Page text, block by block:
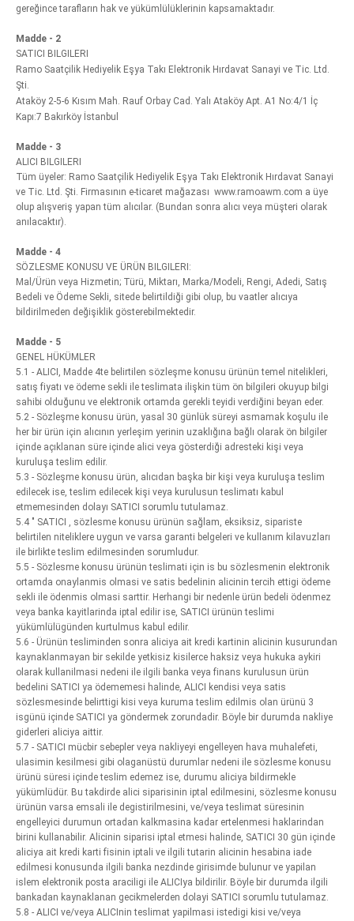
gereğince tarafların hak ve yükümlülüklerinin kapsamaktadır.
Madde - 2
SATICI BILGILERI
Ramo Saatçilik Hediyelik Eşya Takı Elektronik Hırdavat Sanayi ve Tic. Ltd.
Şti.
Ataköy 2-5-6 Kısım Mah. Rauf Orbay Cad. Yalı Ataköy Apt. A1 No:4/1 İç
Kapı:7 Bakırköy İstanbul
Madde - 3
ALICI BILGILERI
Tüm üyeler: Ramo Saatçilik Hediyelik Eşya Takı Elektronik Hırdavat Sanayi
ve Tic. Ltd. Şti. Firmasının e-ticaret mağazası www.ramoawm.com a üye
olup alışveriş yapan tüm alıcılar. (Bundan sonra alıcı veya müşteri olarak
anılacaktır).
Madde - 4
SÖZLESME KONUSU VE ÜRÜN BILGILERI:
Mal/Ürün veya Hizmetin; Türü, Miktarı, Marka/Modeli, Rengi, Adedi, Satış
Bedeli ve Ödeme Sekli, sitede belirtildiği gibi olup, bu vaatler alıcıya
bildirilmeden değişiklik gösterebilmektedir.
Madde - 5
GENEL HÜKÜMLER
5.1 - ALICI, Madde 4te belirtilen sözleşme konusu ürünün temel nitelikleri,
satış fiyatı ve ödeme sekli ile teslimata ilişkin tüm ön bilgileri okuyup bilgi
sahibi olduğunu ve elektronik ortamda gerekli teyidi verdiğini beyan eder.
5.2 - Sözleşme konusu ürün, yasal 30 günlük süreyi asmamak koşulu ile
her bir ürün için alıcının yerleşim yerinin uzaklığına bağlı olarak ön bilgiler
içinde açıklanan süre içinde alici veya gösterdiği adresteki kişi veya
kuruluşa teslim edilir.
5.3 - Sözleşme konusu ürün, alıcıdan başka bir kişi veya kuruluşa teslim
edilecek ise, teslim edilecek kişi veya kurulusun teslimatı kabul
etmemesinden dolayı SATICI sorumlu tutulamaz.
5.4 " SATICI , sözlesme konusu ürünün sağlam, eksiksiz, sipariste
belirtilen niteliklere uygun ve varsa garanti belgeleri ve kullanım kilavuzları
ile birlikte teslim edilmesinden sorumludur.
5.5 - Sözlesme konusu ürünün teslimati için is bu sözlesmenin elektronik
ortamda onaylanmis olmasi ve satis bedelinin alicinin tercih ettigi ödeme
sekli ile ödenmis olmasi sarttir. Herhangi bir nedenle ürün bedeli ödenmez
veya banka kayitlarinda iptal edilir ise, SATICI ürünün teslimi
yükümlülügünden kurtulmus kabul edilir.
5.6 - Ürünün tesliminden sonra aliciya ait kredi kartinin alicinin kusurundan
kaynaklanmayan bir sekilde yetkisiz kisilerce haksiz veya hukuka aykiri
olarak kullanilmasi nedeni ile ilgili banka veya finans kurulusun ürün
bedelini SATICI ya ödememesi halinde, ALICI kendisi veya satis
sözlesmesinde belirttigi kisi veya kuruma teslim edilmis olan ürünü 3
isgünü içinde SATICI ya göndermek zorundadir. Böyle bir durumda nakliye
giderleri aliciya aittir.
5.7 - SATICI mücbir sebepler veya nakliyeyi engelleyen hava muhalefeti,
ulasimin kesilmesi gibi olaganüstü durumlar nedeni ile sözlesme konusu
ürünü süresi içinde teslim edemez ise, durumu aliciya bildirmekle
yükümlüdür. Bu takdirde alici siparisinin iptal edilmesini, sözlesme konusu
ürünün varsa emsali ile degistirilmesini, ve/veya teslimat süresinin
engelleyici durumun ortadan kalkmasina kadar ertelenmesi haklarindan
birini kullanabilir. Alicinin siparisi iptal etmesi halinde, SATICI 30 gün içinde
aliciya ait kredi karti fisinin iptali ve ilgili tutarin alicinin hesabina iade
edilmesi konusunda ilgili banka nezdinde girisimde bulunur ve yapilan
islem elektronik posta araciligi ile ALICIya bildirilir. Böyle bir durumda ilgili
bankadan kaynaklanan gecikmelerden dolayi SATICI sorumlu tutulamaz.
5.8 - ALICI ve/veya ALICInin teslimat yapilmasi istedigi kisi ve/veya